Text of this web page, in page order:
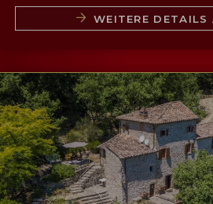
WEITERE DETAILS